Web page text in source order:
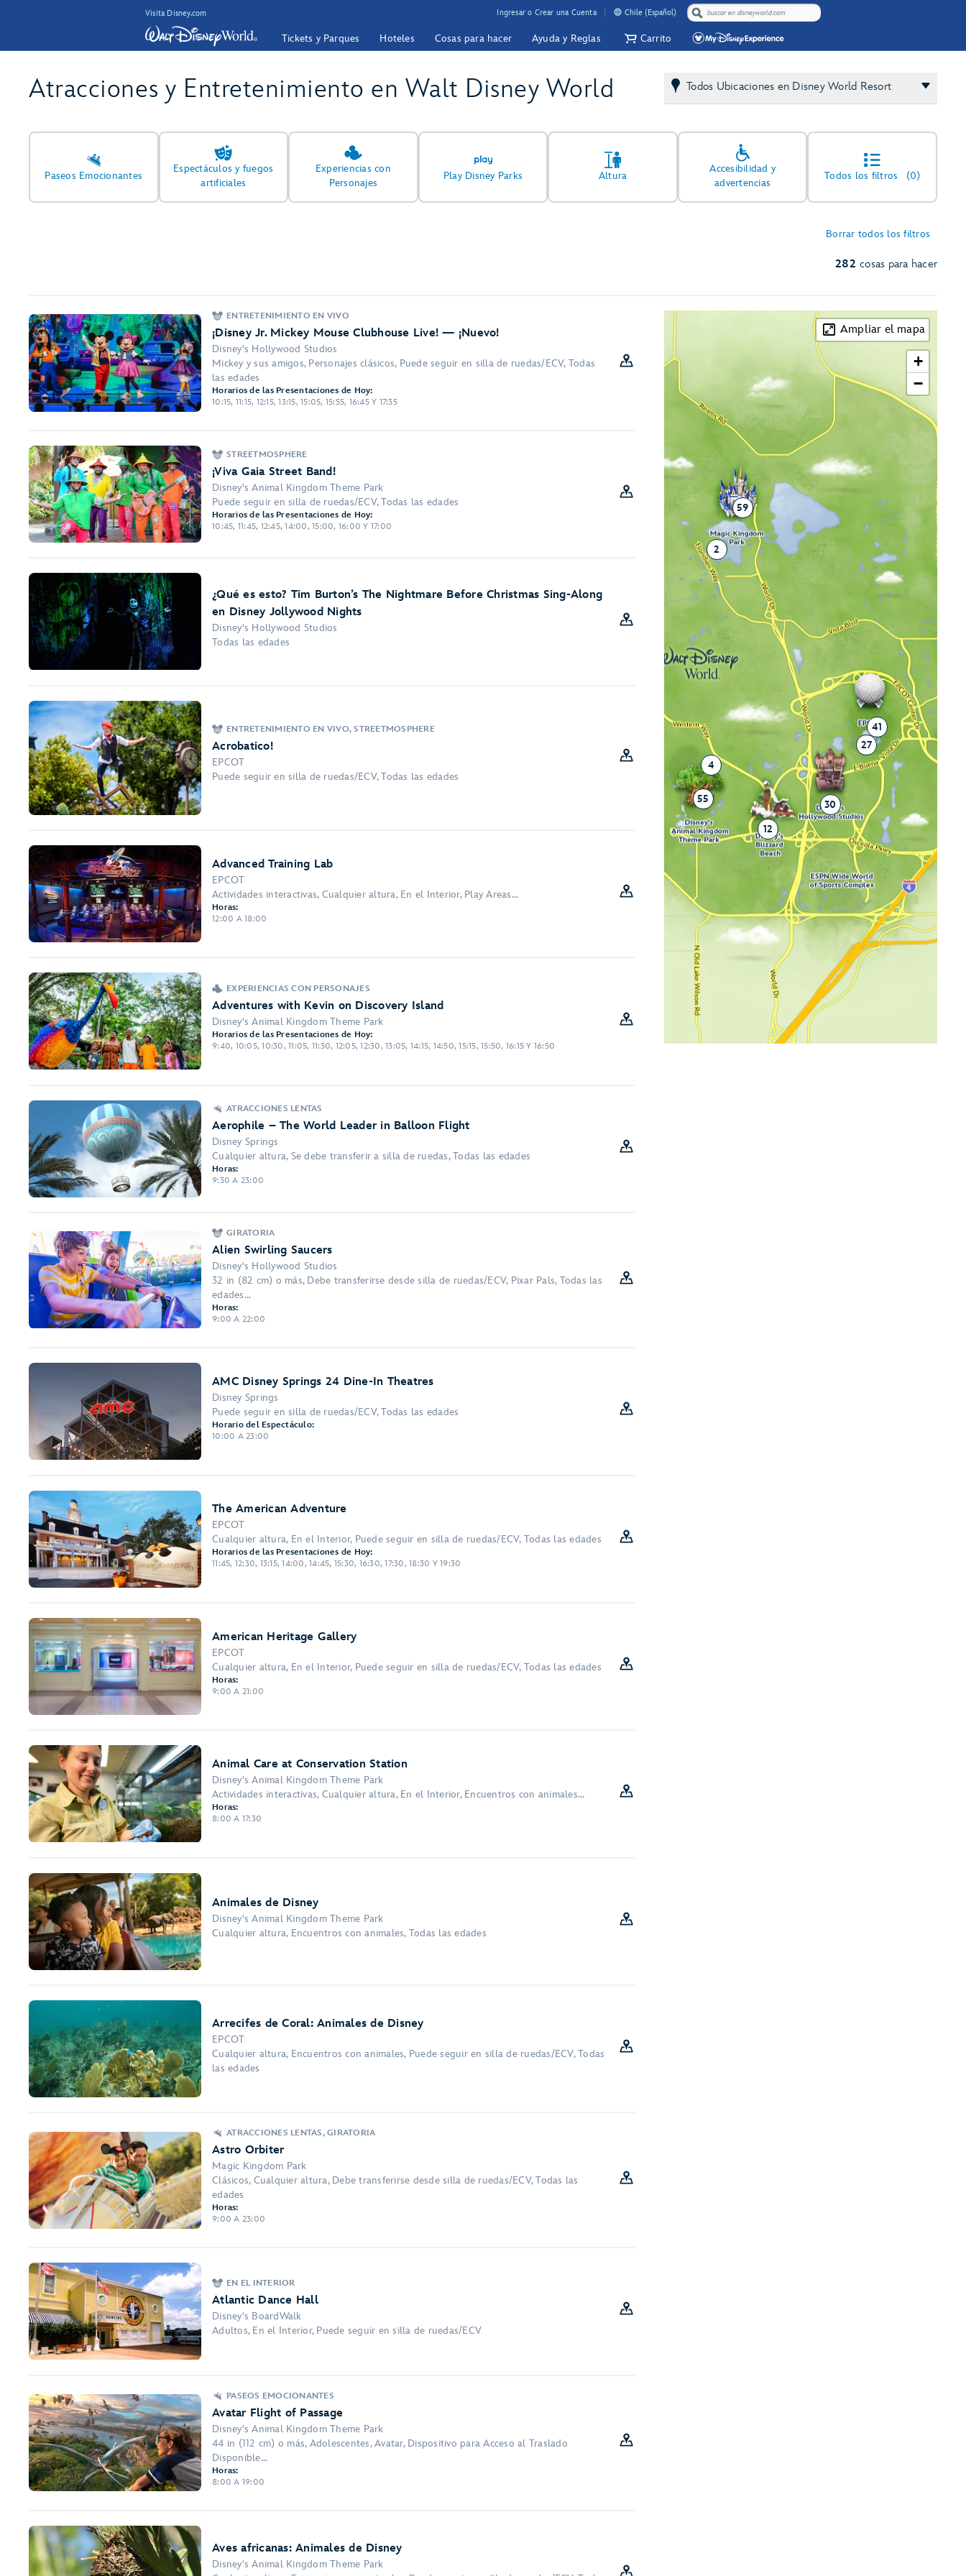
Visita Disney.com Ingresar o Crear una Cuenta Chile (Español)
Tickets y Parques Hoteles Cosas para hacer Ayuda y Reglas Carrito
Atracciones y Entretenimiento en Walt Disney World Todos Ubicaciones en Disney World Resort
Paseos Emocionantes
Espectáculos y fuegos
artificiales
Experiencias con
Personajes
Play Disney Parks Altura
Accesibilidad y
advertencias
Todos los filtros (0)
Borrar todos los filtros
282 cosas para hacer
ENTRETENIMIENTO EN VIVO
¡Disney Jr. Mickey Mouse Clubhouse Live! — ¡Nuevo!
Disney's Hollywood Studios
Mickey y sus amigos, Personajes clásicos, Puede seguir en silla de ruedas/ECV, Todas
las edades
Horarios de las Presentaciones de Hoy:
10:15, 11:15, 12:15, 13:15, 15:05, 15:55, 16:45 Y 17:35
STREETMOSPHERE
¡Viva Gaia Street Band!
Disney's Animal Kingdom Theme Park
Puede seguir en silla de ruedas/ECV, Todas las edades
Horarios de las Presentaciones de Hoy:
10:45, 11:45, 12:45, 14:00, 15:00, 16:00 Y 17:00
¿Qué es esto? Tim Burton’s The Nightmare Before Christmas Sing-Along
en Disney Jollywood Nights
Disney's Hollywood Studios
Todas las edades
ENTRETENIMIENTO EN VIVO, STREETMOSPHERE
Acrobatico!
EPCOT
Puede seguir en silla de ruedas/ECV, Todas las edades
Advanced Training Lab
EPCOT
Actividades interactivas, Cualquier altura, En el Interior, Play Areas...
Horas:
12:00 A 18:00
EXPERIENCIAS CON PERSONAJES
Adventures with Kevin on Discovery Island
Disney's Animal Kingdom Theme Park
Horarios de las Presentaciones de Hoy:
9:40, 10:05, 10:30, 11:05, 11:30, 12:05, 12:30, 13:05, 14:15, 14:50, 15:15, 15:50, 16:15 Y 16:50
ATRACCIONES LENTAS
Aerophile – The World Leader in Balloon Flight
Disney Springs
Cualquier altura, Se debe transferir a silla de ruedas, Todas las edades
Horas:
9:30 A 23:00
GIRATORIA
Alien Swirling Saucers
Disney's Hollywood Studios
32 in (82 cm) o más, Debe transferirse desde silla de ruedas/ECV, Pixar Pals, Todas las
edades...
Horas:
9:00 A 22:00
AMC Disney Springs 24 Dine-In Theatres
Disney Springs
Puede seguir en silla de ruedas/ECV, Todas las edades
Horario del Espectáculo:
10:00 A 23:00
The American Adventure
EPCOT
Cualquier altura, En el Interior, Puede seguir en silla de ruedas/ECV, Todas las edades
Horarios de las Presentaciones de Hoy:
11:45, 12:30, 13:15, 14:00, 14:45, 15:30, 16:30, 17:30, 18:30 Y 19:30
American Heritage Gallery
EPCOT
Cualquier altura, En el Interior, Puede seguir en silla de ruedas/ECV, Todas las edades
Horas:
9:00 A 21:00
Animal Care at Conservation Station
Disney's Animal Kingdom Theme Park
Actividades interactivas, Cualquier altura, En el Interior, Encuentros con animales...
Horas:
8:00 A 17:30
Animales de Disney
Disney's Animal Kingdom Theme Park
Cualquier altura, Encuentros con animales, Todas las edades
Arrecifes de Coral: Animales de Disney
EPCOT
Cualquier altura, Encuentros con animales, Puede seguir en silla de ruedas/ECV, Todas
las edades
ATRACCIONES LENTAS, GIRATORIA
Astro Orbiter
Magic Kingdom Park
Clásicos, Cualquier altura, Debe transferirse desde silla de ruedas/ECV, Todas las
edades
Horas:
9:00 A 23:00
EN EL INTERIOR
Atlantic Dance Hall
Disney's BoardWalk
Adultos, En el Interior, Puede seguir en silla de ruedas/ECV
PASEOS EMOCIONANTES
Avatar Flight of Passage
Disney's Animal Kingdom Theme Park
44 in (112 cm) o más, Adolescentes, Avatar, Dispositivo para Acceso al Traslado
Disponible...
Horas:
8:00 A 19:00
Aves africanas: Animales de Disney
Disney's Animal Kingdom Theme Park
12
2
59
4
55
41
27
30
Ampliar el mapa
+
−